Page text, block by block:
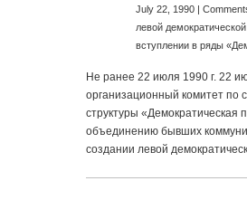
July 22, 1990 |
левой
вступлении в ряды
Не ранее 22 июля 1990 г. 22
организационный комитет по
структуры «Демократическая
объединению бывших
создании левой